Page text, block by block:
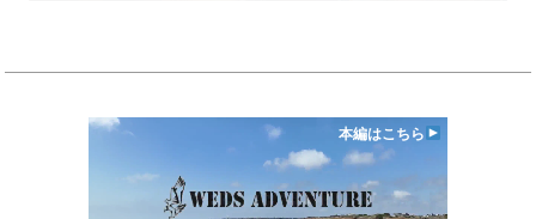
本編はこちら